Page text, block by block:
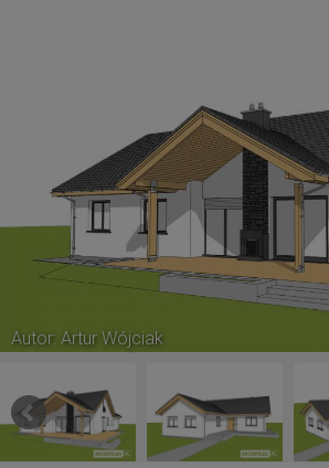
Autor: Artur Wójciak